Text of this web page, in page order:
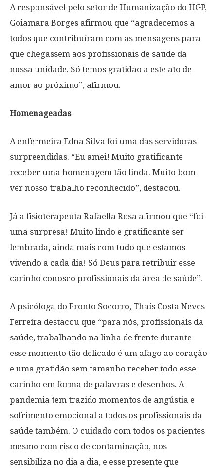
A responsável pelo setor de Humanização do HGP,
Goiamara Borges afirmou que “agradecemos a
todos que contribuíram com as mensagens para
que chegassem aos profissionais de saúde da
nossa unidade. Só temos gratidão a este ato de
amor ao próximo”, afirmou.
Homenageadas
A enfermeira Edna Silva foi uma das servidoras
surpreendidas. “Eu amei! Muito gratificante
receber uma homenagem tão linda. Muito bom
ver nosso trabalho reconhecido”, destacou.
Já a fisioterapeuta Rafaella Rosa afirmou que “foi
uma surpresa! Muito lindo e gratificante ser
lembrada, ainda mais com tudo que estamos
vivendo a cada dia! Só Deus para retribuir esse
carinho conosco profissionais da área de saúde”.
A psicóloga do Pronto Socorro, Thaís Costa Neves
Ferreira destacou que “para nós, profissionais da
saúde, trabalhando na linha de frente durante
esse momento tão delicado é um afago ao coração
e uma gratidão sem tamanho receber todo esse
carinho em forma de palavras e desenhos. A
pandemia tem trazido momentos de angústia e
sofrimento emocional a todos os profissionais da
saúde também. O cuidado com todos os pacientes
mesmo com risco de contaminação, nos
sensibiliza no dia a dia, e esse presente que